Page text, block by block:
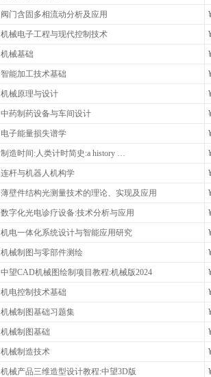
阀门含固多相流动分析及应用
机械电子工程与现代控制技术
机械基础
智能加工技术基础
机械原理与设计
中药制药设备与车间设计
电子能量损失谱学
制造时间:人类计时简史:a history …
连杆与机器人机构学
薄壁件结构光测量技术的理论、实现及应用
数字化光电诊疗设备:技术分析与应用
机电一体化系统设计与智能应用研究
机械制图与零部件测绘
中望CAD机械图绘制项目教程:机械版2024
机电控制技术基础
机械制图基础习题集
机械制图基础
机械制造技术
机械产品三维造型设计教程:中望3D版